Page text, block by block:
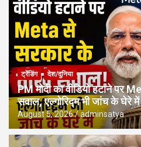
ट्रेंडिंग देश/दुनिया
PM मोदी का वीडियो हटाने पर
सवाल, एल्गोरिद्म भी जांच के घेरे में
August 5, 2026 adminsatya